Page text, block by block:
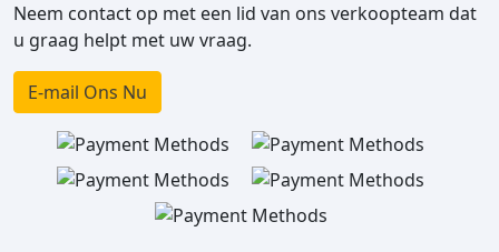
Neem contact op met een lid van ons verkoopteam dat
u graag helpt met uw vraag.
E-mail Ons Nu